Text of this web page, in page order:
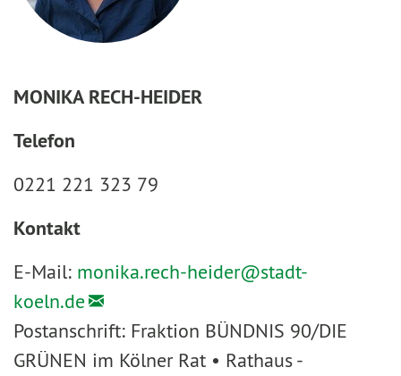
MONIKA RECH-HEIDER
Telefon
0221 221 323 79
Kontakt
E-Mail: monika.rech-heider@stadt-
koeln.de
Postanschrift: Fraktion BÜNDNIS 90/DIE
GRÜNEN im Kölner Rat • Rathaus -